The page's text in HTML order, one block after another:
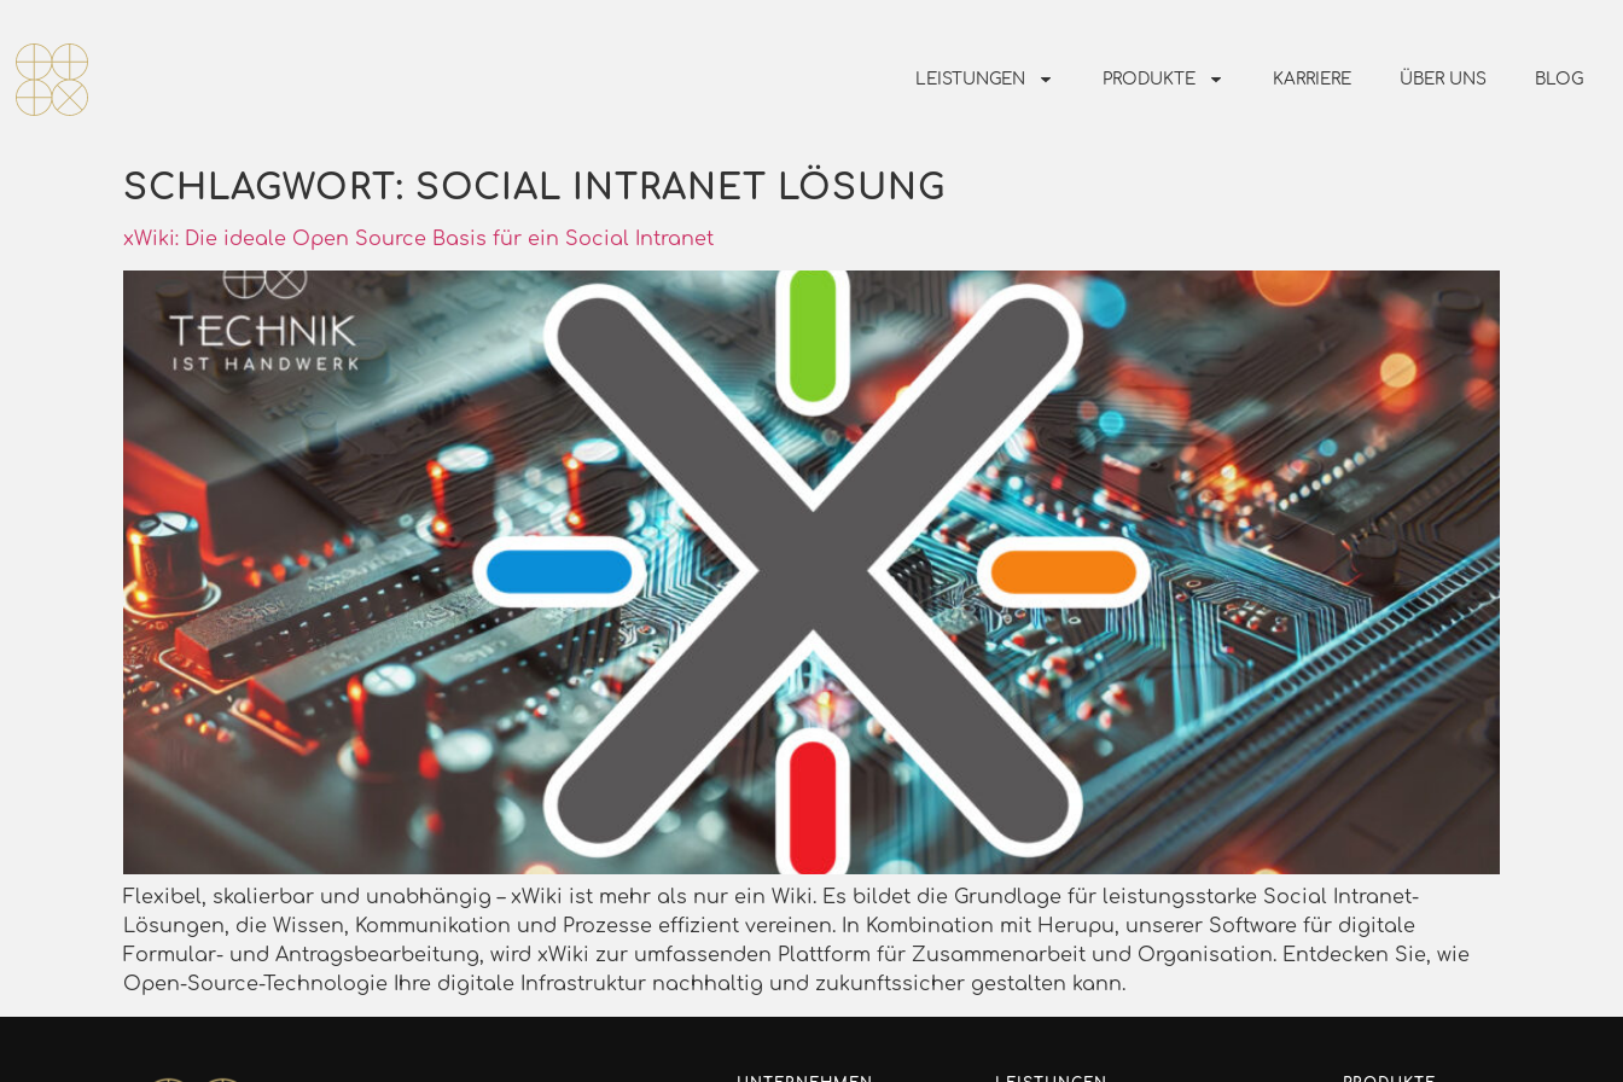
LEISTUNGEN PRODUKTE KARRIERE ÜBER UNS BLOG
SCHLAGWORT: SOCIAL INTRANET LÖSUNG
xWiki: Die ideale Open Source Basis für ein Social Intranet
Flexibel, skalierbar und unabhängig – xWiki ist mehr als nur ein Wiki. Es bildet die Grundlage für leistungsstarke Social Intranet-
Lösungen, die Wissen, Kommunikation und Prozesse effizient vereinen. In Kombination mit Herupu, unserer Software für digitale
Formular- und Antragsbearbeitung, wird xWiki zur umfassenden Plattform für Zusammenarbeit und Organisation. Entdecken Sie, wie
Open-Source-Technologie Ihre digitale Infrastruktur nachhaltig und zukunftssicher gestalten kann.